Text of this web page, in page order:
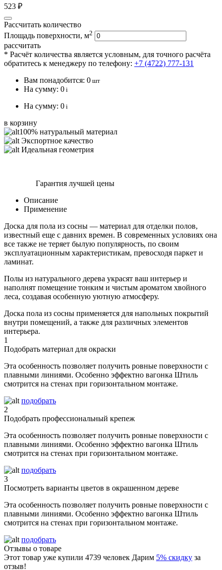
523 ₽
Рассчитать количество
Площадь поверхности, м2
рассчитать
* Расчёт количества является условным, для точного расчёта
обратитесь к менеджеру по телефону: +7 (4722) 777-131
Вам понадобится: 0 шт
На сумму: 0 i
На сумму: 0 i
в корзину
100% натуральный материал
Экспортное качество
Идеальная геометрия
Гарантия лучшей цены
Описание
Применение
Доска для пола из сосны — материал для отделки полов,
известный еще с давних времен. В современных условиях она
все также не теряет былую популярность, по своим
эксплуатационным характеристикам, превосходя паркет и
ламинат.
Полы из натурального дерева украсят ваш интерьер и
наполнят помещение тонким и чистым ароматом хвойного
леса, создавая особенную уютную атмосферу.
Доска пола из сосны применяется для напольных покрытий
внутри помещений, а также для различных элементов
интерьера.
1
Подобрать материал для окраски
Эта особенность позволяет получить ровные поверхности с
плавными линиями. Особенно эффектно вагонка Штиль
смотрится на стенах при горизонтальном монтаже.
подобрать
2
Подобрать профессиональный крепеж
Эта особенность позволяет получить ровные поверхности с
плавными линиями. Особенно эффектно вагонка Штиль
смотрится на стенах при горизонтальном монтаже.
подобрать
3
Посмотреть варианты цветов в окрашенном дереве
Эта особенность позволяет получить ровные поверхности с
плавными линиями. Особенно эффектно вагонка Штиль
смотрится на стенах при горизонтальном монтаже.
подобрать
Отзывы о товаре
Этот товар уже купили 4739 человек Дарим 5% скидку за
отзыв!